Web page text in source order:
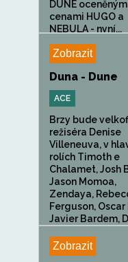
DUNE oceněným
cenami HUGO a
NEBULA - nyní...
Zobrazit
Duna - Dune
ACE
Brzy bude
režiséra Denise
Villeneuva, v
rolích Timoth e
Chalamet, Josh
Jason Momoa,
Zendaya,
Ferguson, Oscar
Javier Bardem,
Zobrazit